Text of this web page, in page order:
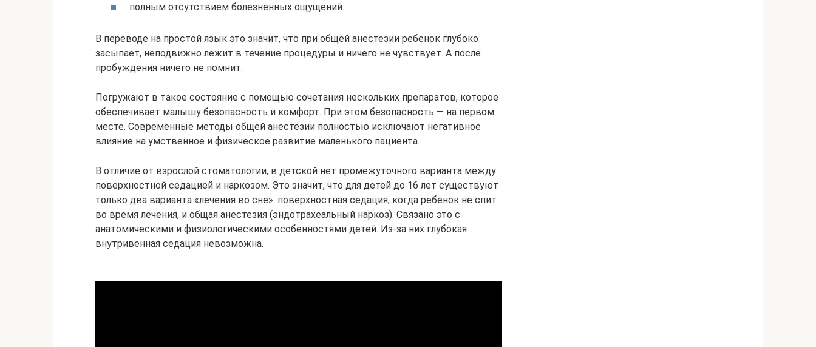
полным отсутствием болезненных ощущений.
В переводе на простой язык это значит, что при общей анестезии ребенок глубоко
засыпает, неподвижно лежит в течение процедуры и ничего не чувствует. А после
пробуждения ничего не помнит.
Погружают в такое состояние с помощью сочетания нескольких препаратов, которое
обеспечивает малышу безопасность и комфорт. При этом безопасность — на первом
месте. Современные методы общей анестезии полностью исключают негативное
влияние на умственное и физическое развитие маленького пациента.
В отличие от взрослой стоматологии, в детской нет промежуточного варианта между
поверхностной седацией и наркозом. Это значит, что для детей до 16 лет существуют
только два варианта «лечения во сне»: поверхностная седация, когда ребенок не спит
во время лечения, и общая анестезия (эндотрахеальный наркоз). Связано это с
анатомическими и физиологическими особенностями детей. Из-за них глубокая
внутривенная седация невозможна.